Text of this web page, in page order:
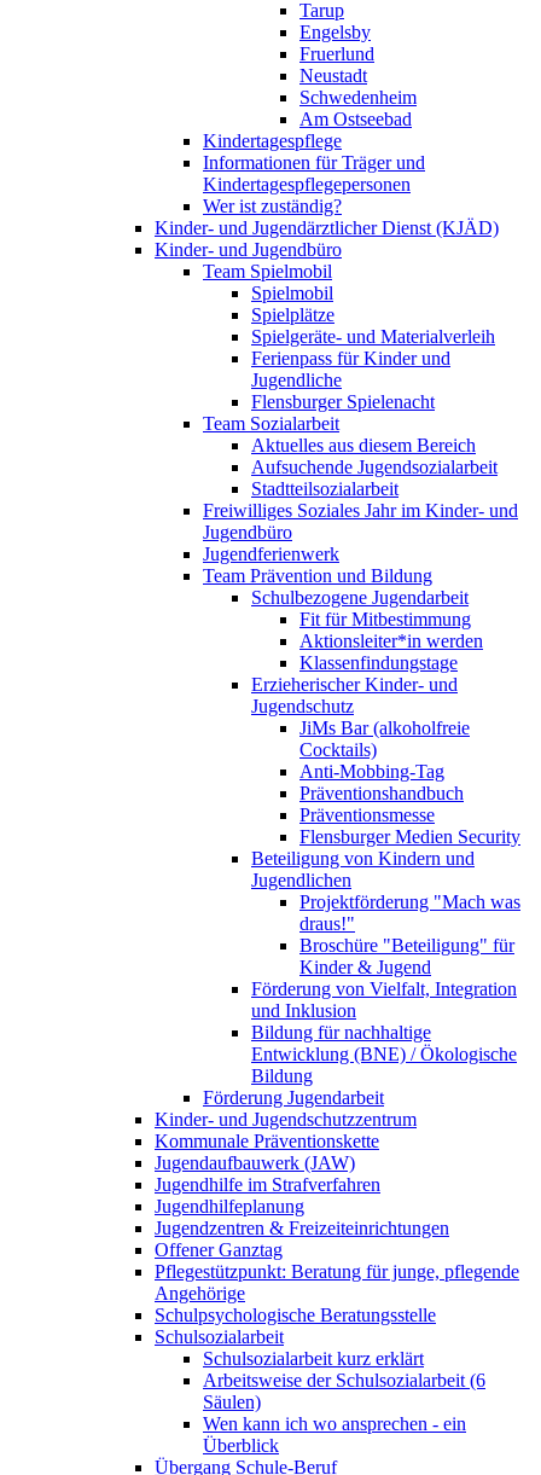
Tarup
Engelsby
Fruerlund
Neustadt
Schwedenheim
Am Ostseebad
Kindertagespflege
Informationen für Träger und
Kindertagespflegepersonen
Wer ist zuständig?
Kinder- und Jugendärztlicher Dienst (KJÄD)
Kinder- und Jugendbüro
Team Spielmobil
Spielmobil
Spielplätze
Spielgeräte- und Materialverleih
Ferienpass für Kinder und
Jugendliche
Flensburger Spielenacht
Team Sozialarbeit
Aktuelles aus diesem Bereich
Aufsuchende Jugendsozialarbeit
Stadtteilsozialarbeit
Freiwilliges Soziales Jahr im Kinder- und
Jugendbüro
Jugendferienwerk
Team Prävention und Bildung
Schulbezogene Jugendarbeit
Fit für Mitbestimmung
Aktionsleiter*in werden
Klassenfindungstage
Erzieherischer Kinder- und
Jugendschutz
JiMs Bar (alkoholfreie
Cocktails)
Anti-Mobbing-Tag
Präventionshandbuch
Präventionsmesse
Flensburger Medien Security
Beteiligung von Kindern und
Jugendlichen
Projektförderung "Mach was
draus!"
Broschüre "Beteiligung" für
Kinder & Jugend
Förderung von Vielfalt, Integration
und Inklusion
Bildung für nachhaltige
Entwicklung (BNE) / Ökologische
Bildung
Förderung Jugendarbeit
Kinder- und Jugendschutzzentrum
Kommunale Präventionskette
Jugendaufbauwerk (JAW)
Jugendhilfe im Strafverfahren
Jugendhilfeplanung
Jugendzentren & Freizeiteinrichtungen
Offener Ganztag
Pflegestützpunkt: Beratung für junge, pflegende
Angehörige
Schulpsychologische Beratungsstelle
Schulsozialarbeit
Schulsozialarbeit kurz erklärt
Arbeitsweise der Schulsozialarbeit (6
Säulen)
Wen kann ich wo ansprechen - ein
Überblick
Übergang Schule-Beruf